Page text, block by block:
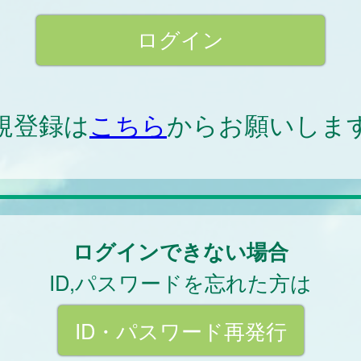
登録はこちらからお願いしま
ログインできない場合
ID,パスワードを忘れた方は
ID・パスワード再発行